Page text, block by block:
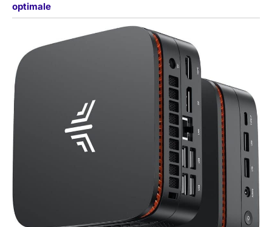
optimale